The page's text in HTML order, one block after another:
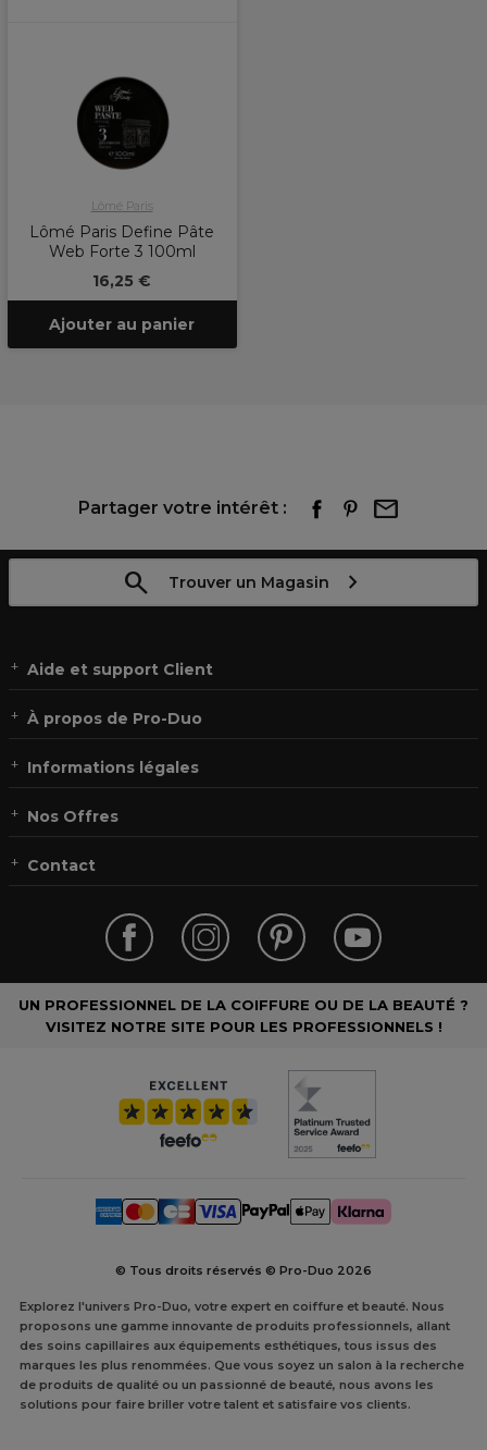
Lômé Paris
Lômé Paris Define Pâte
Web Forte 3 100ml
16,25 €
Ajouter au panier
Partager votre intérêt :
Trouver un Magasin
Aide et support Client
À propos de Pro-Duo
Informations légales
Nos Offres
Contact
UN PROFESSIONNEL DE LA COIFFURE OU DE LA BEAUTÉ ?
VISITEZ NOTRE SITE POUR LES PROFESSIONNELS !
© Tous droits réservés © Pro-Duo 2026
Explorez l'univers Pro-Duo, votre expert en coiffure et beauté. Nous
proposons une gamme innovante de produits professionnels, allant
des soins capillaires aux équipements esthétiques, tous issus des
marques les plus renommées. Que vous soyez un salon à la recherche
de produits de qualité ou un passionné de beauté, nous avons les
solutions pour faire briller votre talent et satisfaire vos clients.